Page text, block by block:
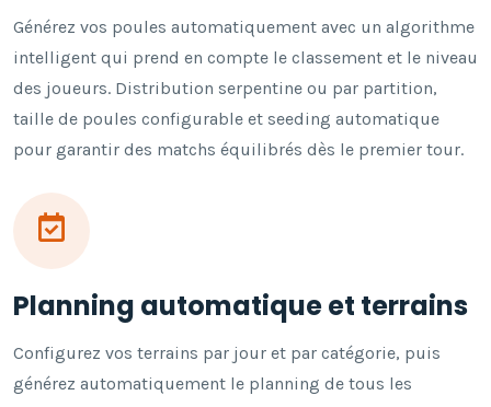
Générez vos poules automatiquement avec un algorithme
intelligent qui prend en compte le classement et le niveau
des joueurs. Distribution serpentine ou par partition,
taille de poules configurable et seeding automatique
pour garantir des matchs équilibrés dès le premier tour.
Planning automatique et terrains
Configurez vos terrains par jour et par catégorie, puis
générez automatiquement le planning de tous les